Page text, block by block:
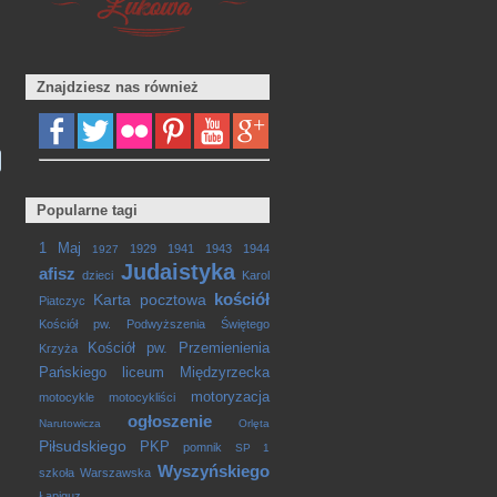
Znajdziesz nas również
Popularne tagi
1 Maj 1927 1929 1941 1943 1944
afisz dzieci Judaistyka
Karol
Piatczyc
Karta pocztowa kościół
Kościół pw. Podwyższenia Świętego
Krzyża
Kościół pw. Przemienienia
Pańskiego
liceum Międzyrzecka
motocykle motocykliści motoryzacja
Narutowicza ogłoszenie Orlęta
Piłsudskiego PKP pomnik SP 1
szkoła Warszawska Wyszyńskiego